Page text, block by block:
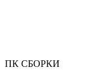
ПК СБОРКИ